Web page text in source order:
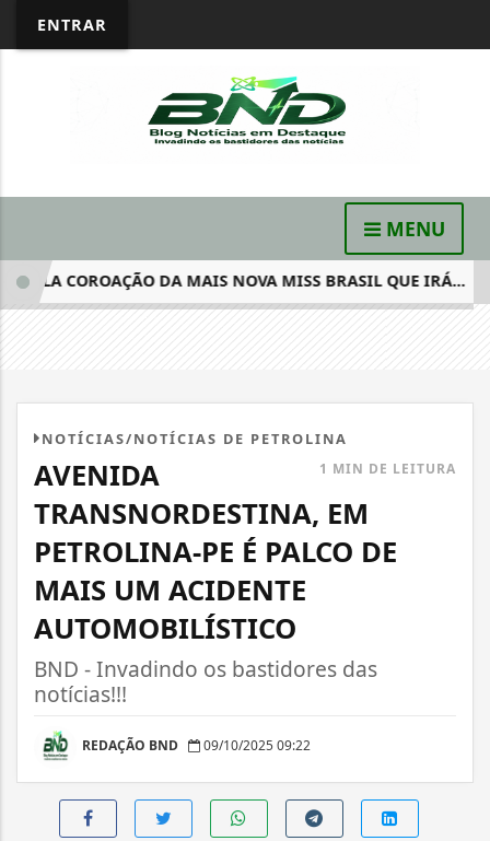
ENTRAR
MENU
COROAÇÃO DA MAIS NOVA MISS BRASIL QUE IRÁ...
NOTÍCIAS/NOTÍCIAS DE PETROLINA
1 MIN DE LEITURA
AVENIDA
TRANSNORDESTINA, EM
PETROLINA-PE É PALCO DE
MAIS UM ACIDENTE
AUTOMOBILÍSTICO
BND - Invadindo os bastidores das
notícias!!!
REDAÇÃO BND 09/10/2025 09:22